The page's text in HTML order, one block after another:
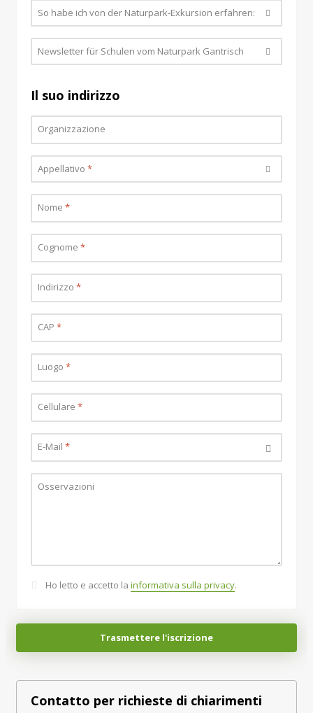
So habe ich von der Naturpark-Exkursion erfahren:
Per favore scegliere...
Newsletter für Schulen vom Naturpark Gantrisch
Per favore scegliere...
Il suo indirizzo
Organizzazione
Appellativo *
Per favore scegliere...
Nome *
Cognome *
Indirizzo *
CAP *
Luogo *
Cellulare *
E-Mail *
Osservazioni
Ho letto e accetto la informativa sulla privacy.
Trasmettere l'iscrizione
Contatto per richieste di chiarimenti